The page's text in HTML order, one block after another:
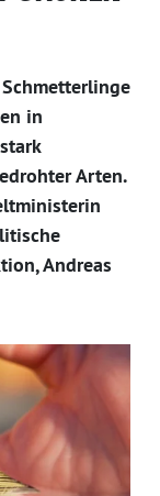
in
Arten.
Andreas